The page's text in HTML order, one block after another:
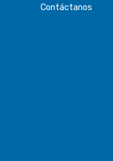
Contáctanos